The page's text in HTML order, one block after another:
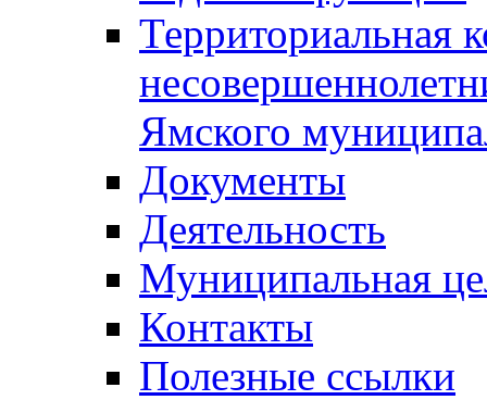
Территориальная
Ямского
Документы
Деятельность
Муниципальная
Контакты
Полезные ссылки